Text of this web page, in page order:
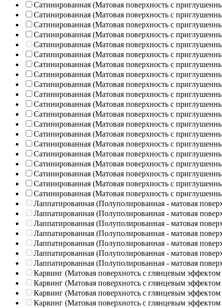
Сатинированная (Матовая поверхность с
Сатинированная (Матовая поверхность с
Сатинированная (Матовая поверхность с
Сатинированная (Матовая поверхность с
Сатинированная (Матовая поверхность с
Сатинированная (Матовая поверхность с
Сатинированная (Матовая поверхность с
Сатинированная (Матовая поверхность с
Сатинированная (Матовая поверхность с
Сатинированная (Матовая поверхность с
Сатинированная (Матовая поверхность с
Сатинированная (Матовая поверхность с
Сатинированная (Матовая поверхность с
Сатинированная (Матовая поверхность с
Сатинированная (Матовая поверхность с
Сатинированная (Матовая поверхность с
Сатинированная (Матовая поверхность с
Сатинированная (Матовая поверхность с
Сатинированная (Матовая поверхность с
Сатинированная (Матовая поверхность с
Лаппатированная (Полуполированная - матовая
Лаппатированная (Полуполированная - матовая
Лаппатированная (Полуполированная - матовая
Лаппатированная (Полуполированная - матовая
Лаппатированная (Полуполированная - матовая
Лаппатированная (Полуполированная - матовая
Лаппатированная (Полуполированная - матовая
Карвинг (Матовая поверхнотсь с глянцевым эффектом
Карвинг (Матовая поверхнотсь с глянцевым эффектом
Карвинг (Матовая поверхнотсь с глянцевым эффектом
Карвинг (Матовая поверхнотсь с глянцевым эффектом